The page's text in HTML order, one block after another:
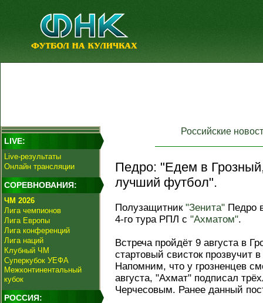
LIVE:
Live-результаты
Онлайн трансляции
СОРЕВНОВАНИЯ:
ЧМ 2026
Лига чемпионов
Лига Европы
Лига конференций
Лига наций
Клубный ЧМ
Суперкубок УЕФА
Межконтинентальный
кубок
РОССИЯ:
Российские
Педро: "Едем в
лучший футбол".
Полузащитник "Зенита" Педро
4-го тура РПЛ с "Ахматом".
Встреча пройдёт 9 августа в
стартовый свисток прозвучит
Напомним, что у грозненцев
августа, "Ахмат" подписал
Черчесовым. Ранее данный